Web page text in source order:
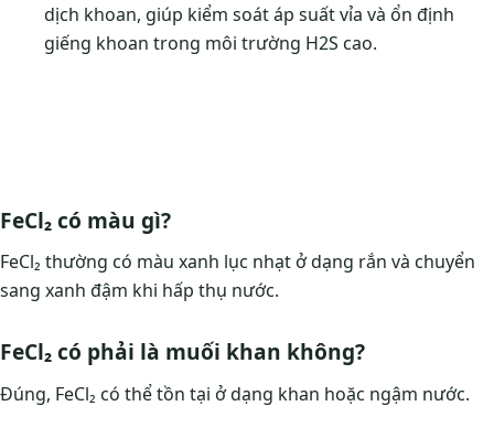
dịch khoan, giúp kiểm soát áp suất vỉa và ổn định
giếng khoan trong môi trường H2S cao.
FeCl₂ có màu gì?
FeCl₂ thường có màu xanh lục nhạt ở dạng rắn và chuyển
sang xanh đậm khi hấp thụ nước.
FeCl₂ có phải là muối khan không?
Đúng, FeCl₂ có thể tồn tại ở dạng khan hoặc ngậm nước.